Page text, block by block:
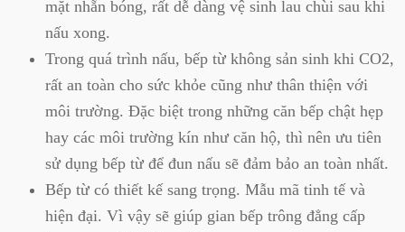
mặt nhẵn bóng, rất dễ dàng vệ sinh lau chùi sau khi
nấu xong.
Trong quá trình nấu, bếp từ không sản sinh khi CO2,
rất an toàn cho sức khỏe cũng như thân thiện với
môi trường. Đặc biệt trong những căn bếp chật hẹp
hay các môi trường kín như căn hộ, thì nên ưu tiên
sử dụng bếp từ để đun nấu sẽ đảm bảo an toàn nhất.
Bếp từ có thiết kế sang trọng. Mẫu mã tinh tế và
hiện đại. Vì vậy sẽ giúp gian bếp trông đẳng cấp